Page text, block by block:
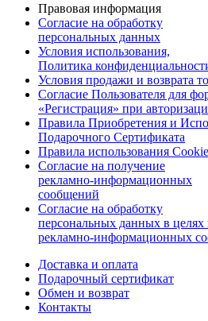
Правовая информация
Согласие на обработку
персональных данных
Условия использования,
Политика
Условия продажи и возврата
Согласие Пользователя для
«Регистрация» при
Правила Приобретения и
Подарочного Сертификата
Правила использования Cookie
Согласие на получение
рекламно-информационных
сообщений
Согласие на обработку
персональных данных в целях
рекламно-информационных
Доставка и оплата
Подарочный сертификат
Обмен и возврат
Контакты